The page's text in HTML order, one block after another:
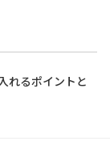
れるポイントと